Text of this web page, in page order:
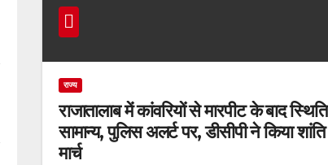
राज्य
राजातालाब में कांवरियों से मारपीट के बाद स्थिति
सामान्य, पुलिस अलर्ट पर, डीसीपी ने किया शांति
मार्च